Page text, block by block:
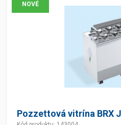
NOVÉ
Pozzettová vitrína BRX